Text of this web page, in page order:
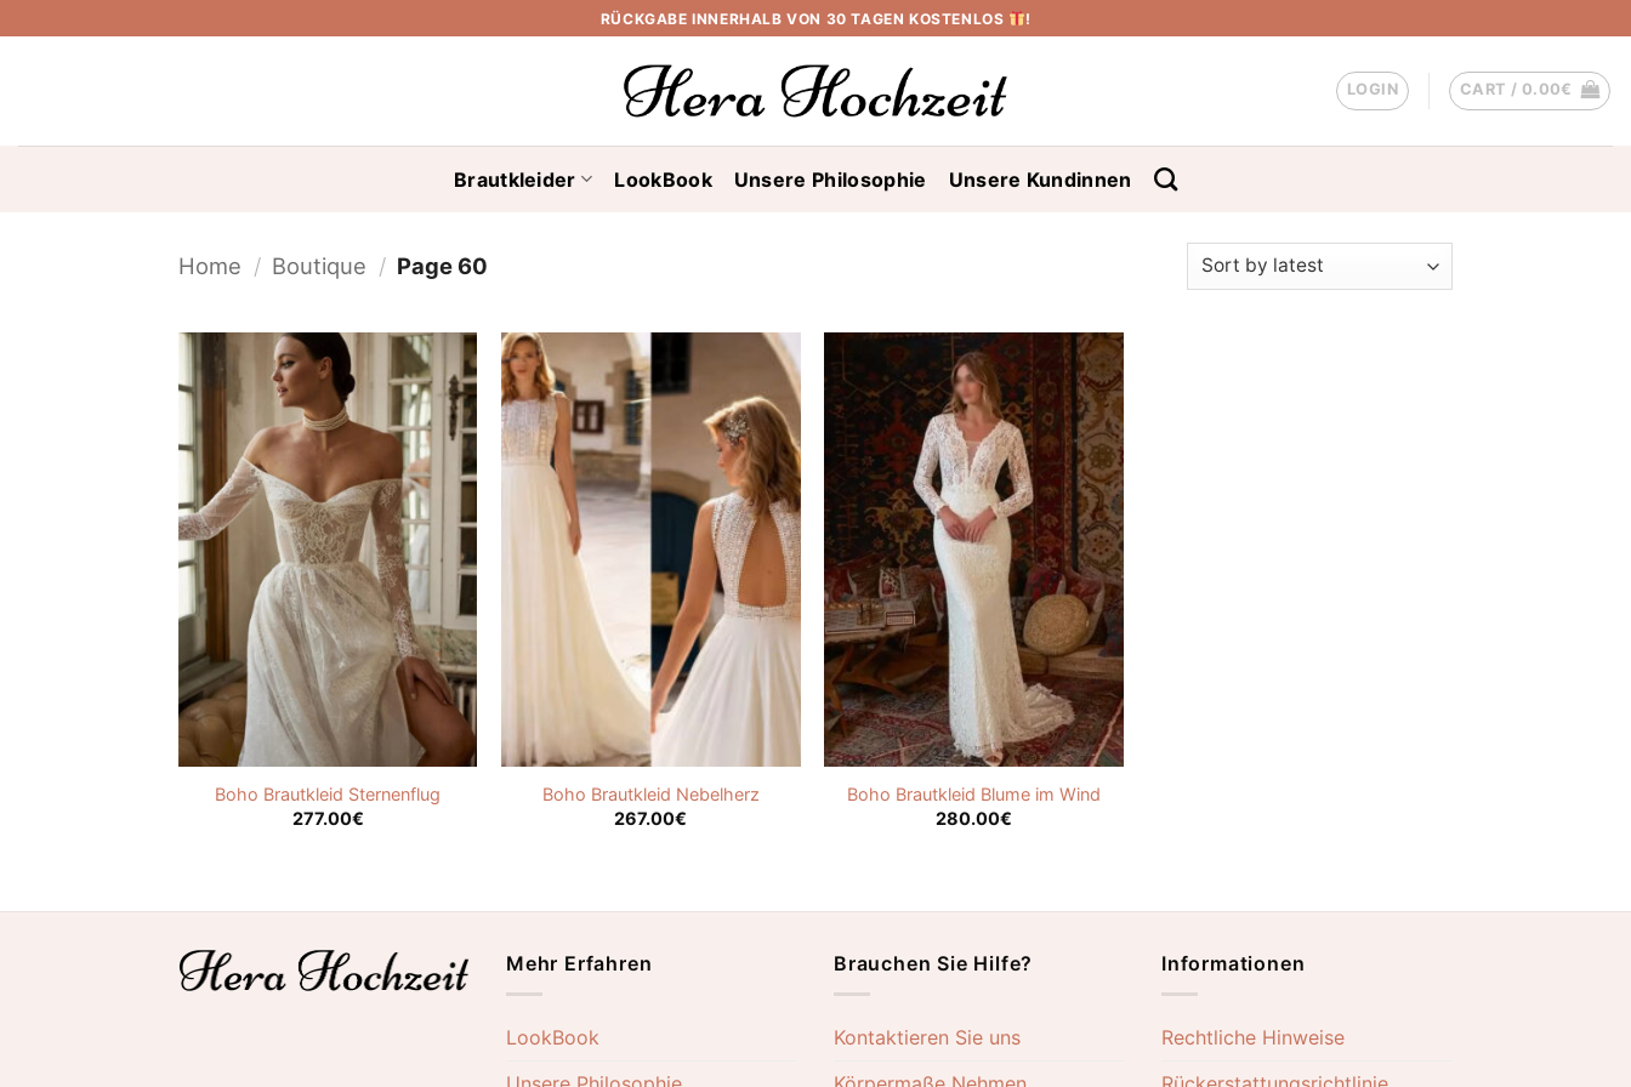
to
RÜCKGABE INNERHALB VON 30 TAGEN KOSTENLOS !
LOGIN CART / 0.00€
Brautkleider LookBook Unsere Philosophie Unsere Kundinnen
Home / Boutique / Page 60
Boho Brautkleid Sternenflug
277.00€
Boho Brautkleid Nebelherz
267.00€
Boho Brautkleid Blume im Wind
280.00€
Mehr Erfahren
LookBook
Brauchen Sie Hilfe?
Kontaktieren Sie uns
Informationen
Rechtliche Hinweise